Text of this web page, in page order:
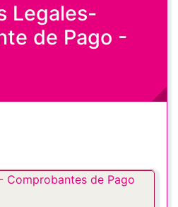
Legales-
de Pago -
Comprobantes de Pago